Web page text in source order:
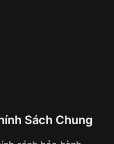
Sách Chung